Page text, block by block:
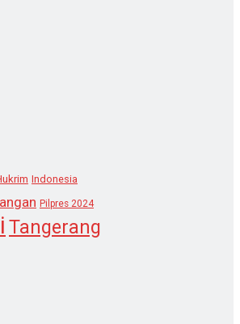
Indonesia
Pilpres 2024
Tangerang